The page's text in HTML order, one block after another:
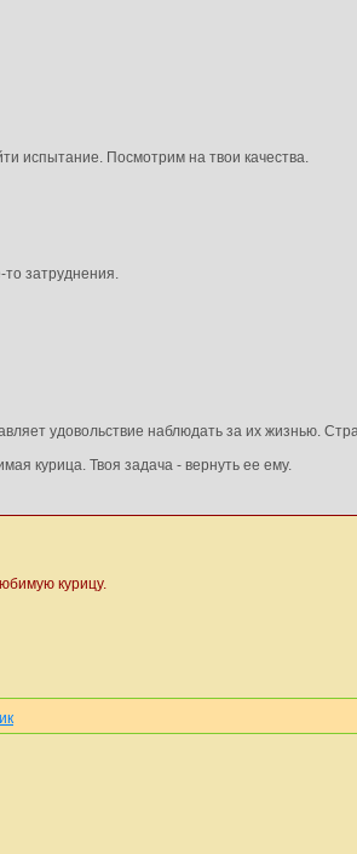
испытание. Посмотрим на твои качества.
затруднения.
удовольствие наблюдать за их жизнью.
курица. Твоя задача - вернуть ее ему.
курицу.